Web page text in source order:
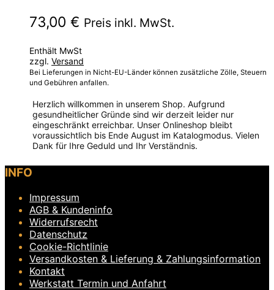
73,00 € Preis inkl. MwSt.
Enthält MwSt
zzgl. Versand
Bei Lieferungen in Nicht-EU-Länder können zusätzliche Zölle, Steuern
und Gebühren anfallen.
Herzlich willkommen in unserem Shop. Aufgrund
gesundheitlicher Gründe sind wir derzeit leider nur
eingeschränkt erreichbar. Unser Onlineshop bleibt
voraussichtlich bis Ende August im Katalogmodus. Vielen
Dank für Ihre Geduld und Ihr Verständnis.
Dieses
Produkt
mehrere
Varianten
auf.
Die
Optionen
können
auf
der
Produktseite
INFO
Impressum
AGB & Kundeninfo
Widerrufsrecht
Datenschutz
Cookie-Richtlinie
Versandkosten & Lieferung & Zahlungsinformation
Kontakt
Werkstatt Termin und Anfahrt